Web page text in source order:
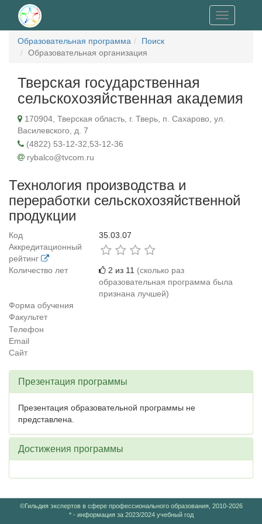
Toggle
navigation
Образовательная программа
Поиск
Образовательная организация
Тверская государственная
сельскохозяйственная академия
170904, Тверская область, г. Тверь, п. Сахарово, ул.
Василевского, д. 7
(4822) 53-12-32,53-12-36
rybalco@tvcom.ru
Технология производства и
переработки сельскохозяйственной
продукции
Код
35.03.07
Аккредитационный
рейтинг
Количество лет
2 из 11 (сколько раз
образовательная программа была
признана лучшей)
Форма обучения
Факультет
Телефон
Email
Сайт
Презентация программы
Презентация образовательной программы не
представлена.
Достижения программы
©Гильдия экспертов в сфере профессионального образования, 2010-2026
* - информация за 2023/2024 учебный год